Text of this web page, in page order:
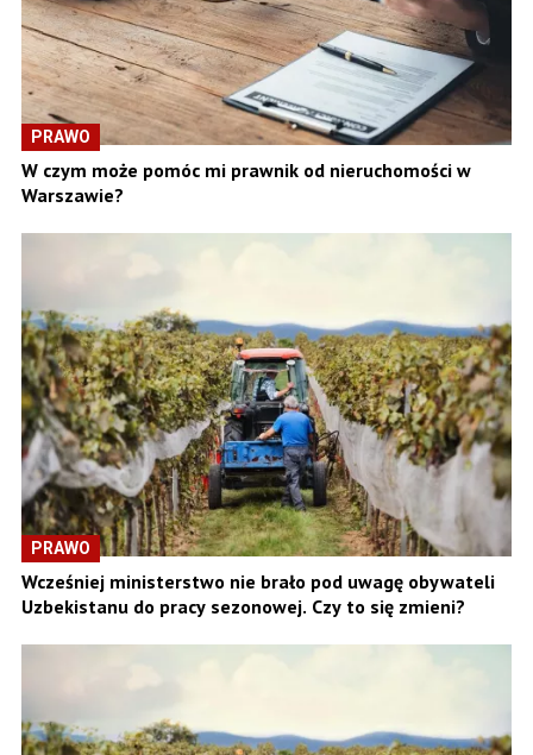
PRAWO
W czym może pomóc mi prawnik od nieruchomości w
Warszawie?
PRAWO
Wcześniej ministerstwo nie brało pod uwagę obywateli
Uzbekistanu do pracy sezonowej. Czy to się zmieni?